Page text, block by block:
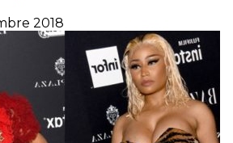
2018